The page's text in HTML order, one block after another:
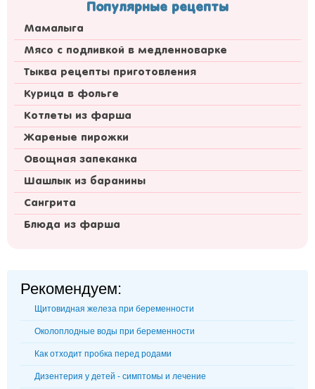
Популярные рецепты
Мамалыга
Мясо с подливкой в медленноварке
Тыква рецепты приготовления
Курица в фольге
Котлеты из фарша
Жареные пирожки
Овощная запеканка
Шашлык из баранины
Сангрита
Блюда из фарша
Рекомендуем:
Щитовидная железа при беременности
Околоплодные воды при беременности
Как отходит пробка перед родами
Дизентерия у детей - симптомы и лечение